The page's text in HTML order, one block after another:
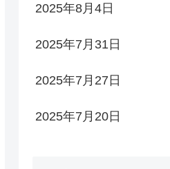
2025年8月4日
2025年7月31日
2025年7月27日
2025年7月20日